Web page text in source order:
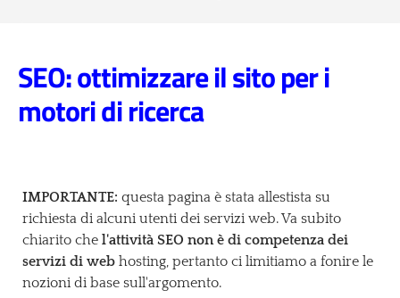
SEO: ottimizzare il sito per i
motori di ricerca
IMPORTANTE: questa pagina è stata allestista su
richiesta di alcuni utenti dei servizi web. Va subito
chiarito che l'attività SEO non è di competenza dei
servizi di webhosting, pertanto ci limitiamo a fonire le
nozioni di base sull'argomento.